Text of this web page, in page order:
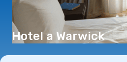
Hotel a Warwick